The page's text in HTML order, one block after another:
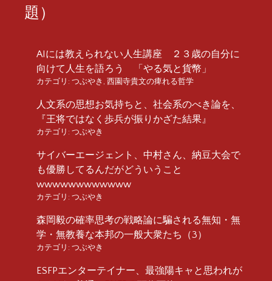
題）
AIには教えられない人生講座 ２３歳の自分に
向けて人生を語ろう 「やる気と貨幣」
カテゴリ: つぶやき 西園寺貴文の痺れる哲学
人文系の思想お気持ちと、社会系のべき論を、
『王将ではなく歩兵が振りかざた結果』
カテゴリ: つぶやき
サイバーエージェント、中村さん、納豆大会で
も優勝してるんだがどういうこと
wwwwwwwwwwww
カテゴリ: つぶやき
森岡毅の確率思考の戦略論に騙される無知・無
学・無教養な本邦の一般大衆たち（3）
カテゴリ: つぶやき
ESFPエンターテイナー、最強陽キャと思われが